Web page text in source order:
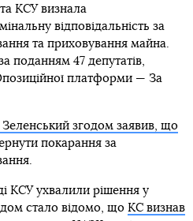
КСУ визнала
відповідальність за
та приховування майна.
поданням 47 депутатів,
платформи — За
згодом заявив, що
покарання за
КСУ ухвалили рішення у
стало відомо, що КС визнав